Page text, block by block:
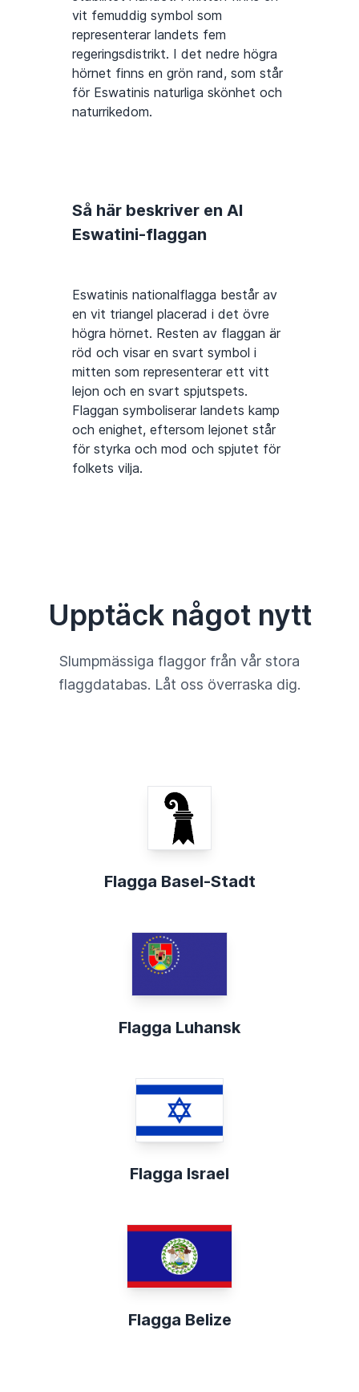
vit femuddig symbol som
representerar landets fem
regeringsdistrikt. I det nedre högra
hörnet finns en grön rand, som står
för Eswatinis naturliga skönhet och
naturrikedom.
Så här beskriver en AI
Eswatini-flaggan
Eswatinis nationalflagga består av
en vit triangel placerad i det övre
högra hörnet. Resten av flaggan är
röd och visar en svart symbol i
mitten som representerar ett vitt
lejon och en svart spjutspets.
Flaggan symboliserar landets kamp
och enighet, eftersom lejonet står
för styrka och mod och spjutet för
folkets vilja.
Upptäck något nytt
Slumpmässiga flaggor från vår stora
flaggdatabas. Låt oss överraska dig.
Flagga Basel-Stadt
Flagga Luhansk
Flagga Israel
Flagga Belize